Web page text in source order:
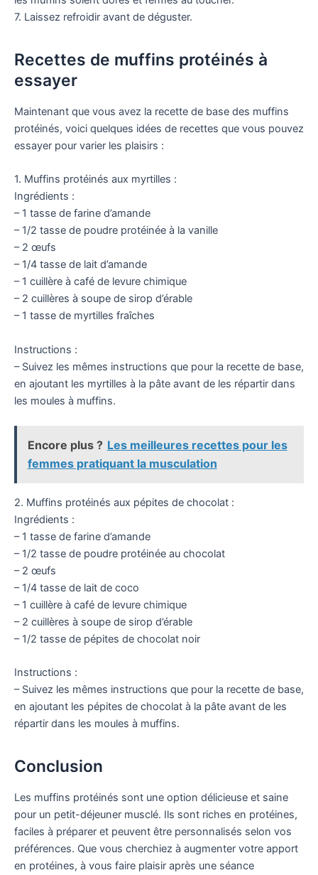
7. Laissez refroidir avant de déguster.
Recettes de muffins protéinés à
essayer
Maintenant que vous avez la recette de base des muffins
protéinés, voici quelques idées de recettes que vous pouvez
essayer pour varier les plaisirs :
1. Muffins protéinés aux myrtilles :
Ingrédients :
– 1 tasse de farine d’amande
– 1/2 tasse de poudre protéinée à la vanille
– 2 œufs
– 1/4 tasse de lait d’amande
– 1 cuillère à café de levure chimique
– 2 cuillères à soupe de sirop d’érable
– 1 tasse de myrtilles fraîches
Instructions :
– Suivez les mêmes instructions que pour la recette de base,
en ajoutant les myrtilles à la pâte avant de les répartir dans
les moules à muffins.
Encore plus ? Les meilleures recettes pour les
femmes pratiquant la musculation
2. Muffins protéinés aux pépites de chocolat :
Ingrédients :
– 1 tasse de farine d’amande
– 1/2 tasse de poudre protéinée au chocolat
– 2 œufs
– 1/4 tasse de lait de coco
– 1 cuillère à café de levure chimique
– 2 cuillères à soupe de sirop d’érable
– 1/2 tasse de pépites de chocolat noir
Instructions :
– Suivez les mêmes instructions que pour la recette de base,
en ajoutant les pépites de chocolat à la pâte avant de les
répartir dans les moules à muffins.
Conclusion
Les muffins protéinés sont une option délicieuse et saine
pour un petit-déjeuner musclé. Ils sont riches en protéines,
faciles à préparer et peuvent être personnalisés selon vos
préférences. Que vous cherchiez à augmenter votre apport
en protéines, à vous faire plaisir après une séance